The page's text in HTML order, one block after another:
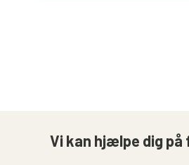
Vi kan hjælpe dig på